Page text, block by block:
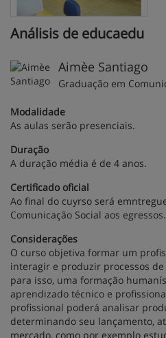
Análisis de educaedu
Aimèe Santiago
Graduação em
Modalidade
As aulas serão presenciais.
Duração
A duração média é de 4 anos.
Certificado oficial
Ao final do cuyrso será
Comunicação Social aos egressos.
Considerações
O curso objetiva formar um
interagir e produzir processos
para isso, uma formação
aprendizado técnico e
profissional poderá analisar
determinando seu lançamento,
mercado, como por exemplo